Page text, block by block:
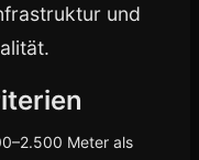
und
Meter als